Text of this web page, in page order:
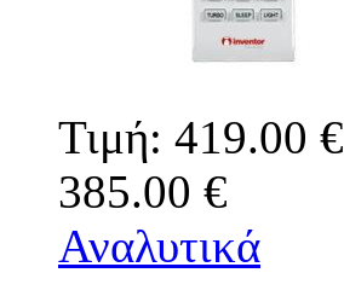
Τιμή: 419.00 €
385.00 €
Αναλυτικά